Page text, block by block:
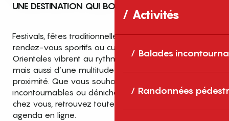
Activités
Balades
Randonnées
UNE DESTINATION QUI BOUGE TOUTE L’ANNÉE
Festivals, fêtes traditionnelles, concerts, expositions,
rendez-vous sportifs ou culturels… les Pyrénées-
Orientales vibrent au rythme de grands temps forts
mais aussi d’une multitude d’événements de
proximité. Que vous souhaitiez vivre les
incontournables ou dénicher des sorties près de
chez vous, retrouvez toutes les infos dans notre
agenda en ligne.
Top des événements et sorties
en famille
cet été dans les Pyrénées-Orientales